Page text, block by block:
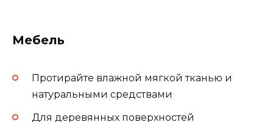
Мебель
Протирайте влажной мягкой тканью и
натуральными средствами
Для деревянных поверхностей